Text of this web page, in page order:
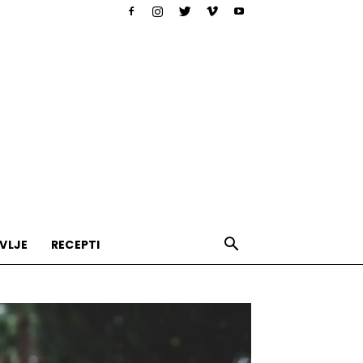
RECEPTI